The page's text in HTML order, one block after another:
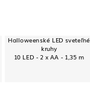
Halloweenské LED sveteľné
kruhy
10 LED - 2 x AA - 1,35 m